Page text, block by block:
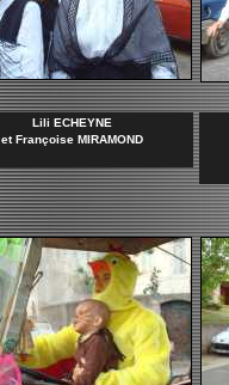
Lili ECHEYNE
et Françoise MIRAMOND